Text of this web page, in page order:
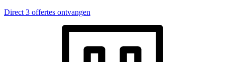
Direct 3 offertes ontvangen